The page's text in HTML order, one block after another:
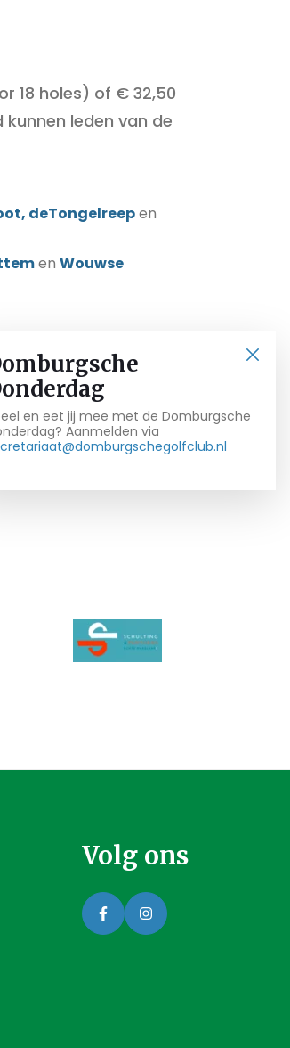
en eet jij mee met de Domburgsche
Aanmelden via
18 holes) of € 32,50
leden van de
deTongelreepen
en Wouwse
Volg ons